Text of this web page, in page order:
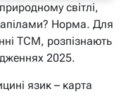
світлі,
Норма. Для
TCM, розпізнають
2025.
язик – карта